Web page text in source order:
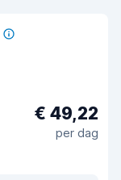
€ 49,22
per dag